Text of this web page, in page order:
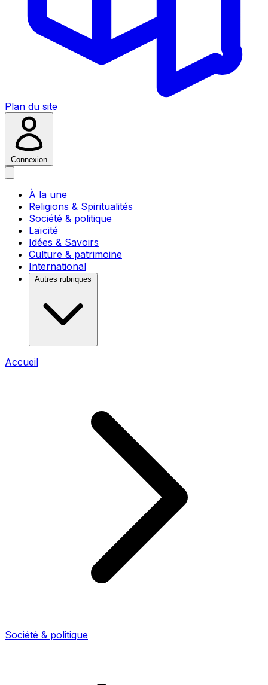
Plan du site
Connexion
À la une
Religions & Spiritualités
Société & politique
Laïcité
Idées & Savoirs
Culture & patrimoine
International
Autres rubriques
Accueil
Société & politique